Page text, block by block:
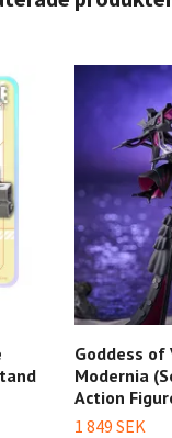
Goddess of
Modernia
Action
1 849 SEK